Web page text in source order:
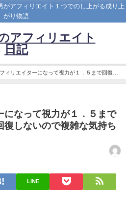
がアフィリエイト１つでのし上がる成り上
がり物語
アフィリエイト
日記
ィリエイターになって視力が１．５まで回復し
持ちな件
になって視力が１．５まで
復しないので複雑な気持ち
LINE